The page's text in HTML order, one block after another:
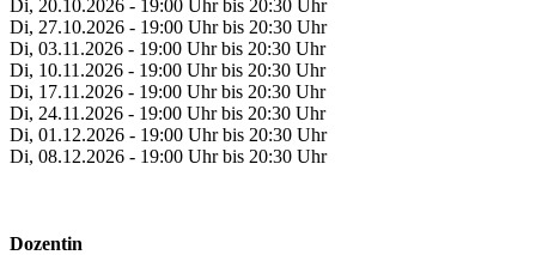
Di, 20.10.2026 - 19:00 Uhr bis 20:30 Uhr
Di, 27.10.2026 - 19:00 Uhr bis 20:30 Uhr
Di, 03.11.2026 - 19:00 Uhr bis 20:30 Uhr
Di, 10.11.2026 - 19:00 Uhr bis 20:30 Uhr
Di, 17.11.2026 - 19:00 Uhr bis 20:30 Uhr
Di, 24.11.2026 - 19:00 Uhr bis 20:30 Uhr
Di, 01.12.2026 - 19:00 Uhr bis 20:30 Uhr
Di, 08.12.2026 - 19:00 Uhr bis 20:30 Uhr
Dozentin